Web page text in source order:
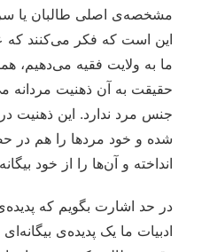
مشخصه‌ی اصلی طالبان یا
این است که فکر می‌کنند که
ما به ولایت فقیه می‌دهیم،
حقیقت به آن ذهنیت مردانه
جنس مرد ندارد. این ذهنیت
شده و خود مردها را هم در
انداخته و آن‌ها را از خود
در حد اشارت بگویم که
ادبیات ما یک پدیده‌ی